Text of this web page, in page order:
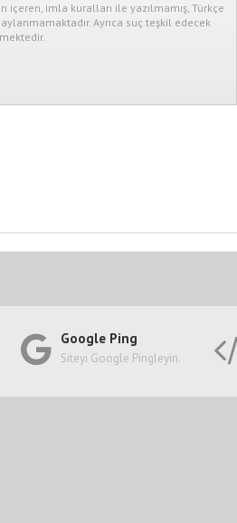
içeren, imla kuralları ile yazılmamış, Türkçe
Ayrıca suç teşkil edecek
Google Ping
Siteyi Google Pingleyin.